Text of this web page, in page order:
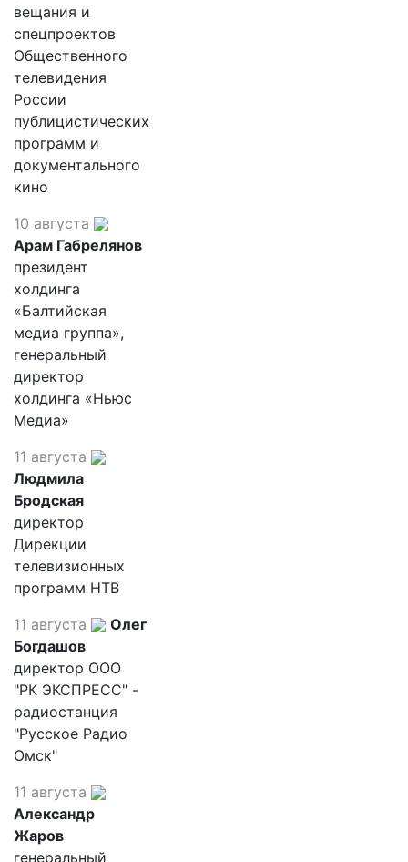
вещания и
спецпроектов
Общественного
телевидения
России
публицистических
программ и
документального
кино
10 августа
Арам Габрелянов
президент
холдинга
«Балтийская
медиа группа»,
генеральный
директор
холдинга «Ньюс
Медиа»
11 августа
Людмила
Бродская
директор
Дирекции
телевизионных
программ НТВ
11 августа
Олег
Богдашов
директор ООО
"РК ЭКСПРЕСС" -
радиостанция
"Русское Радио
Омск"
11 августа
Александр
Жаров
генеральный